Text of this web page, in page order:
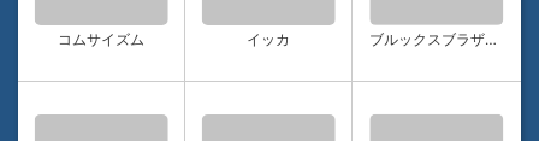
コムサイズム イッカ ブルックスブラザーズ